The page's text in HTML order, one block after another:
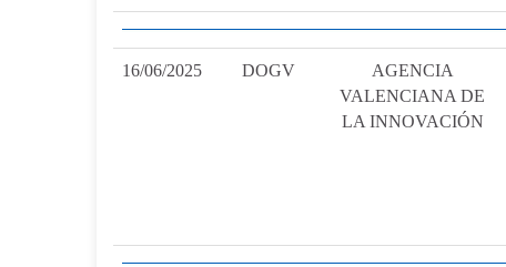
16/06/2025 DOGV
AGENCIA
VALENCIANA DE
LA INNOVACIÓN